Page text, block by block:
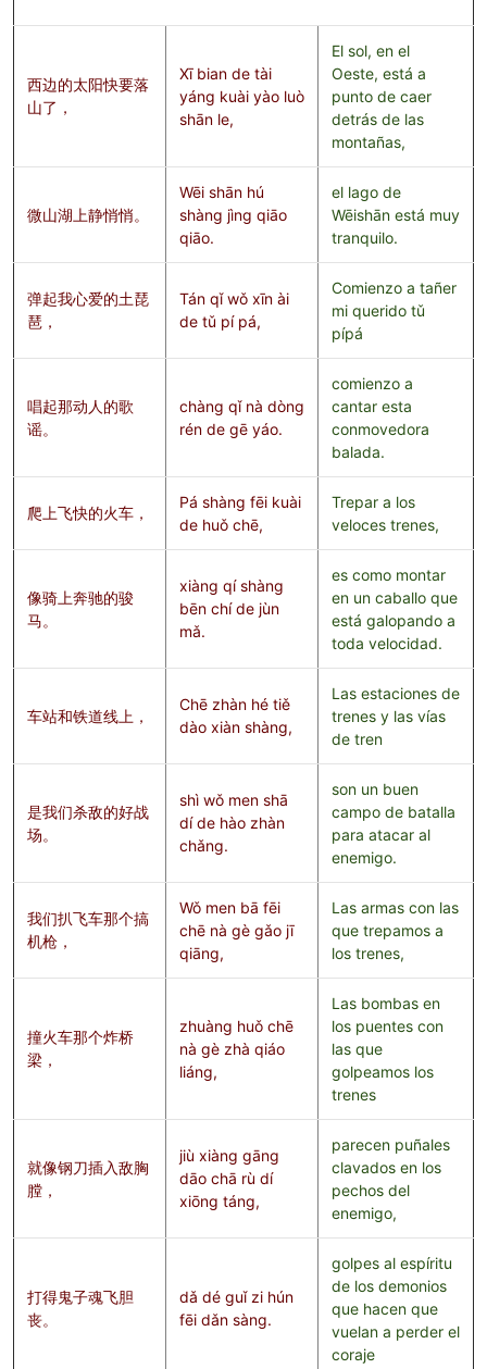
西边的太阳快要落
山了，
Xī bian de tài
yáng kuài yào luò
shān le,
El sol, en el
Oeste, está a
punto de caer
detrás de las
montañas,
微山湖上静悄悄。
Wēi shān hú
shàng jìng qiāo
qiāo.
el lago de
Wēishān está muy
tranquilo.
弹起我心爱的土琵
琶，
Tán qǐ wǒ xīn ài
de tǔ pí pá,
Comienzo a tañer
mi querido tǔ
pípá
唱起那动人的歌
谣。
chàng qǐ nà dòng
rén de gē yáo.
comienzo a
cantar esta
conmovedora
balada.
爬上飞快的火车，
Pá shàng fēi kuài
de huǒ chē,
Trepar a los
veloces trenes,
像骑上奔驰的骏
马。
xiàng qí shàng
bēn chí de jùn
mǎ.
es como montar
en un caballo que
está galopando a
toda velocidad.
车站和铁道线上，
Chē zhàn hé tiě
dào xiàn shàng,
Las estaciones de
trenes y las vías
de tren
是我们杀敌的好战
场。
shì wǒ men shā
dí de hào zhàn
chǎng.
son un buen
campo de batalla
para atacar al
enemigo.
我们扒飞车那个搞
机枪，
Wǒ men bā fēi
chē nà gè gǎo jī
qiāng,
Las armas con las
que trepamos a
los trenes,
撞火车那个炸桥
梁，
zhuàng huǒ chē
nà gè zhà qiáo
liáng,
Las bombas en
los puentes con
las que
golpeamos los
trenes
就像钢刀插入敌胸
膛，
jiù xiàng gāng
dāo chā rù dí
xiōng táng,
parecen puñales
clavados en los
pechos del
enemigo,
打得鬼子魂飞胆
丧。
dǎ dé guǐ zi hún
fēi dǎn sàng.
golpes al espíritu
de los demonios
que hacen que
vuelan a perder el
coraje